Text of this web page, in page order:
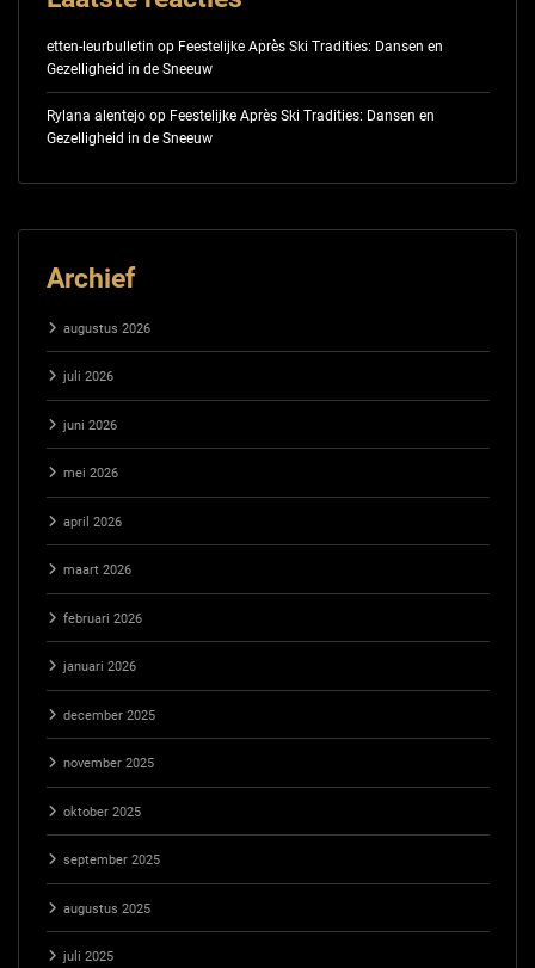
etten-leurbulletin op Feestelijke Après Ski Tradities: Dansen en
Gezelligheid in de Sneeuw
Rylana alentejoop Feestelijke Après Ski Tradities: Dansen en
Gezelligheid in de Sneeuw
Archief
augustus 2026
juli 2026
juni 2026
mei 2026
april 2026
maart 2026
februari 2026
januari 2026
december 2025
november 2025
oktober 2025
september 2025
augustus 2025
juli 2025